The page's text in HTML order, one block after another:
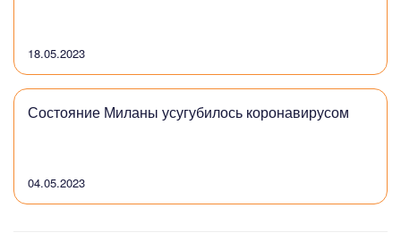
18.05.2023
Состояние Миланы усугубилось коронавирусом
04.05.2023